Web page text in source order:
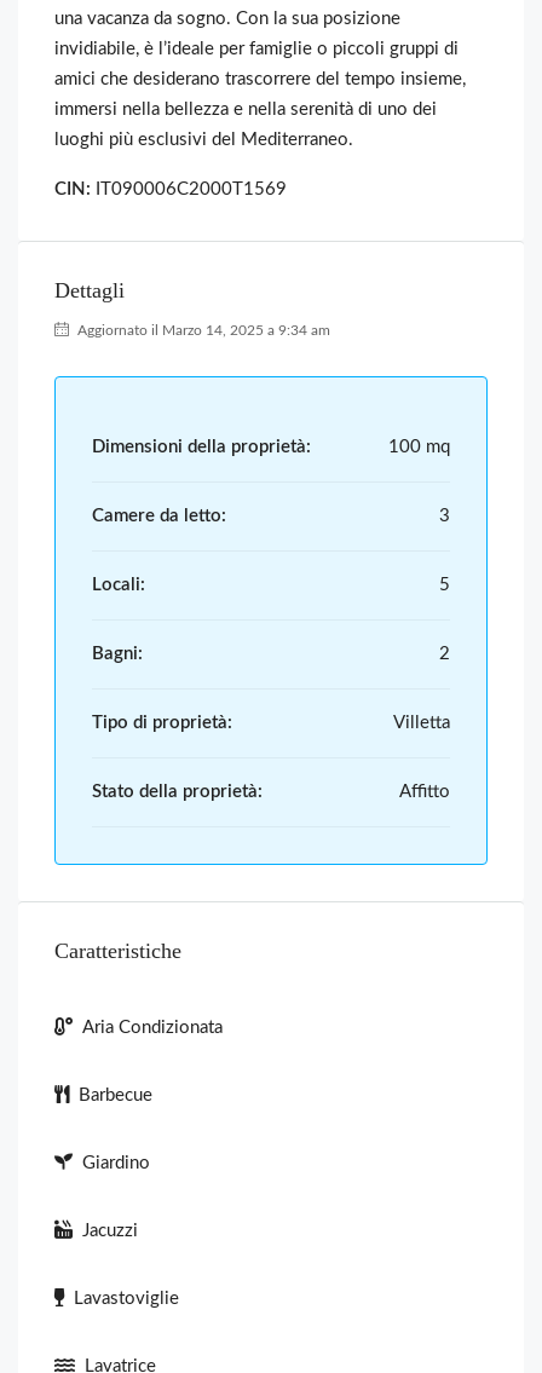
una vacanza da sogno. Con la sua posizione
invidiabile, è l’ideale per famiglie o piccoli gruppi di
amici che desiderano trascorrere del tempo insieme,
immersi nella bellezza e nella serenità di uno dei
luoghi più esclusivi del Mediterraneo.
CIN: IT090006C2000T1569
Dettagli
Aggiornato il Marzo 14, 2025 a 9:34 am
Dimensioni della proprietà: 100 mq
Camere da letto: 3
Locali: 5
Bagni: 2
Tipo di proprietà: Villetta
Stato della proprietà: Affitto
Caratteristiche
Aria Condizionata
Barbecue
Giardino
Jacuzzi
Lavastoviglie
Lavatrice